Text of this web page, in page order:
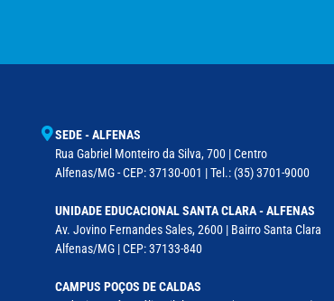
SEDE - ALFENAS
Rua Gabriel Monteiro da Silva, 700 | Centro
Alfenas/MG - CEP: 37130-001 | Tel.: (35) 3701-9000
UNIDADE EDUCACIONAL SANTA CLARA - ALFENAS
Av. Jovino Fernandes Sales, 2600 | Bairro Santa Clara
Alfenas/MG | CEP: 37133-840
CAMPUS POÇOS DE CALDAS